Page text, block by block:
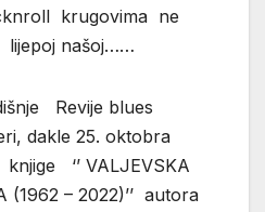
krugovima ne
lijepoj našoj……
Revije blues
dakle 25. oktobra
‘’ VALJEVSKA
(1962 – 2022)’’ autora